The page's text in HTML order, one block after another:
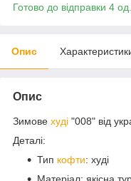
Готово до відправки 4 од.
Опис
Опис
Зимове худі "008" від
Деталі:
Тип кофти: худі
Матеріал: якісна